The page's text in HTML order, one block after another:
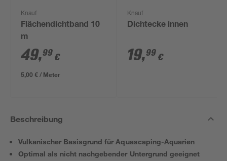
Knauf
Flächendichtband 10
m
49,99 €
5,00 € / Meter
Knauf
Dichtecke innen
19,99 €
Beschreibung
Vulkanischer Basisgrund für Aquascaping-Aquarien
Optimal als nicht nachgebender Untergrund geeignet